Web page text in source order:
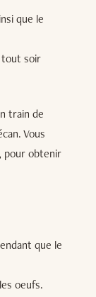
que le
tout soir
train de
Vous
pour obtenir
que le
oeufs.